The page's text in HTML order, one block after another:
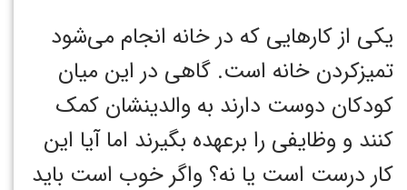
یکی از کارهایی که در خانه انجام می‌شود
تمیز‌کردن خانه است. گاهی در این میان
کودکان دوست دارند به والدینشان کمک
کنند و وظایفی را برعهده بگیرند اما آیا این
کار درست است یا نه؟ واگر خوب است باید